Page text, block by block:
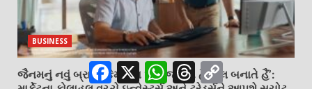
BUSINESS
જૈનમનું નવું બ્રાન્ડ કેમ્પેઇન ‘કલ જાનતે હૈં, કલ બનાતે હૈં’:
Facebook
X WhatsApp
Threads
Link